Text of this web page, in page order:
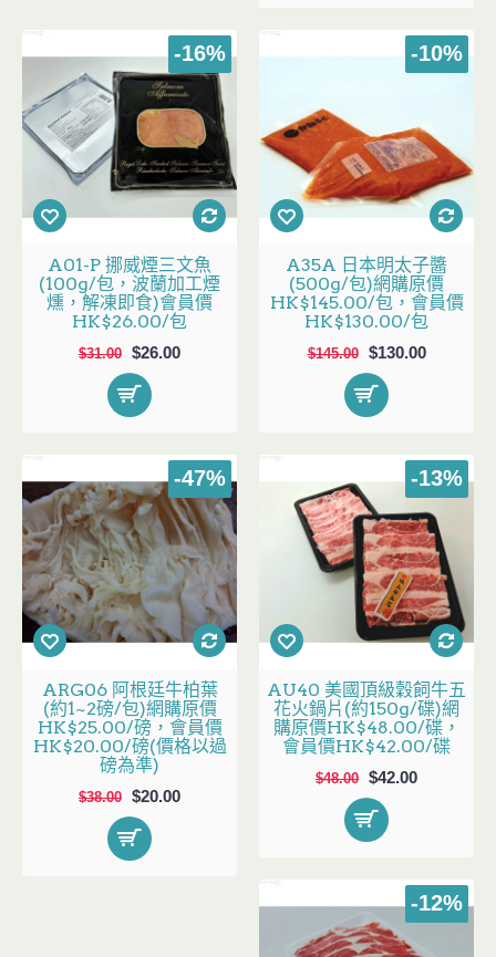
-16%
A01-P 挪威煙三文魚
(100g/包，波蘭加工煙
燻，解凍即食)會員價
HK$26.00/包
$31.00 $26.00
-10%
A35A 日本明太子醬
(500g/包)網購原價
HK$145.00/包，會員價
HK$130.00/包
$145.00 $130.00
-47%
ARG06 阿根廷牛柏葉
(約1~2磅/包)網購原價
HK$25.00/磅，會員價
HK$20.00/磅(價格以過
磅為準)
$38.00 $20.00
-13%
AU40 美國頂級穀飼牛五
花火鍋片(約150g/碟)網
購原價HK$48.00/碟，
會員價HK$42.00/碟
$48.00 $42.00
-12%